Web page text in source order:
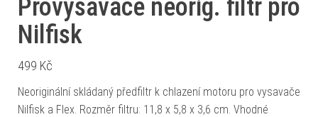
Provysavače neorig. filtr pro
Nilfisk
499 Kč
Neoriginální skládaný předfiltr k chlazení motoru pro vysavače
Nilfisk a Flex. Rozměr filtru: 11,8 x 5,8 x 3,6 cm. Vhodné